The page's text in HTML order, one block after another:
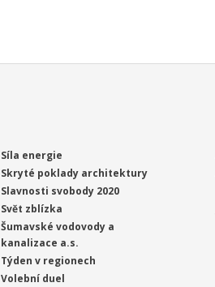
Síla energie
Skryté poklady architektury
Slavnosti svobody 2020
Svět zblízka
Šumavské vodovody a
kanalizace a.s.
Týden v regionech
Volební duel